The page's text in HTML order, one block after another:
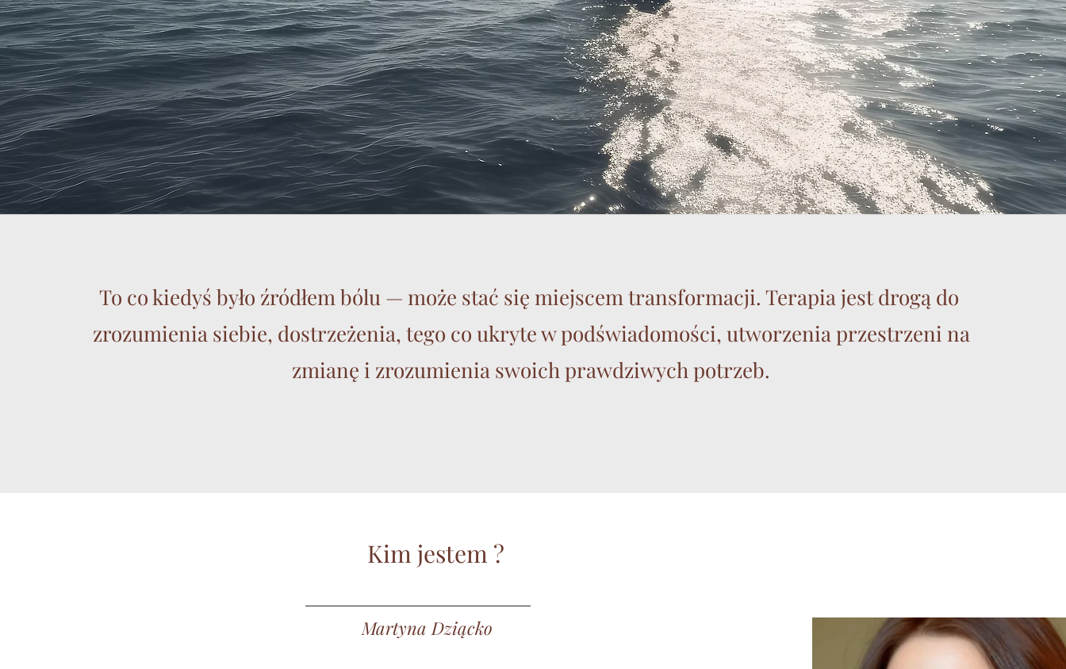
To co kiedyś było źródłem bólu — może stać się miejscem transformacji. Terapia jest drogą do
zrozumienia siebie, dostrzeżenia, tego co ukryte w podświadomości, utworzenia przestrzeni na
zmianę i zrozumienia swoich prawdziwych potrzeb.
Kim jestem ?
Martyna Dziącko